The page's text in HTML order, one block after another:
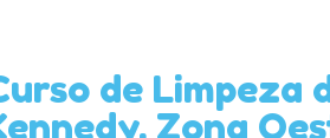
de Limpeza
Zona